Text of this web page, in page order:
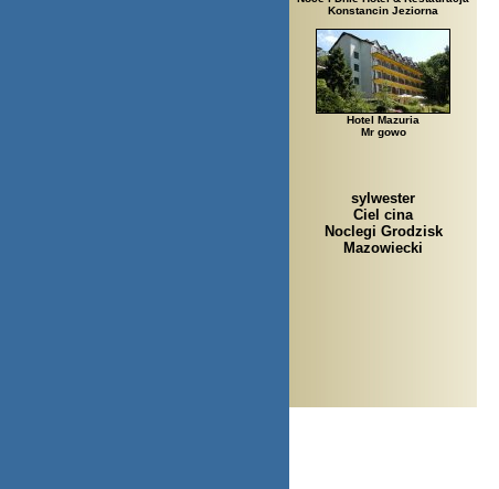
Konstancin Jeziorna
Hotel Mazuria
Mr gowo
sylwester
Ciel cina
Noclegi Grodzisk
Mazowiecki